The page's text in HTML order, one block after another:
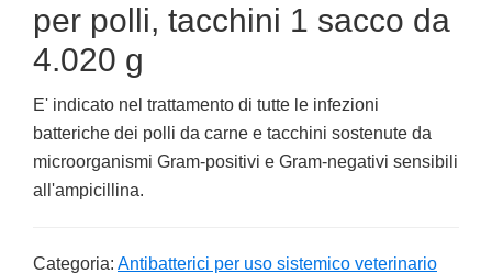
per polli, tacchini 1 sacco da
4.020 g
E' indicato nel trattamento di tutte le infezioni
batteriche dei polli da carne e tacchini sostenute da
microorganismi Gram-positivi e Gram-negativi sensibili
all'ampicillina.
Categoria: Antibatterici per uso sistemico veterinario